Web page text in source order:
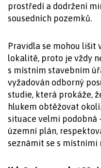
prostředí a dodržení
sousedních pozemků.
Pravidla se mohou lišit
lokalitě, proto je vždy
s místním stavebním
vyžadován odborný
studie, která prokáže,
hlukem obtěžovat
situace velmi podobná
územní plán,
seznámit se s místními